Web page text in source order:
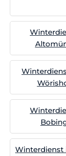
Winterdienst